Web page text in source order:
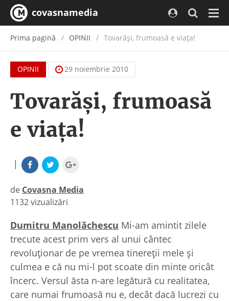
covasnamedia
Prima pagină OPINII Tovarăşi, frumoasă e viaţa!
OPINII 29 noiembrie 2010
Tovarăşi, frumoasă
e viaţa!
|
de Covasna Media
|
1132 vizualizări
Dumitru Manolăchescu Mi-am amintit zilele
trecute acest prim vers al unui cântec
revoluţionar de pe vremea tinereţii mele şi
culmea e că nu mi-l pot scoate din minte oricât
încerc. Versul ăsta n-are legătură cu realitatea,
care numai frumoasă nu e, decât dacă lucrezi cu